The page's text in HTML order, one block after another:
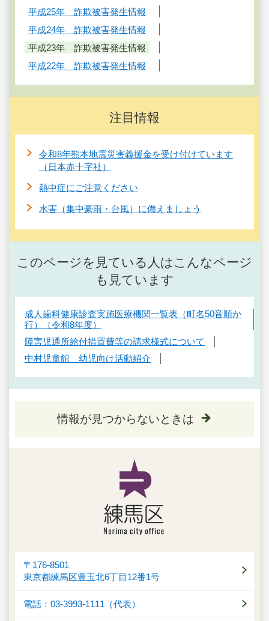
平成25年 詐欺被害発生情報
平成24年 詐欺被害発生情報
平成23年 詐欺被害発生情報
平成22年 詐欺被害発生情報
注目情報
令和8年熊本地震災害義援金を受け付けています
（日本赤十字社）
熱中症にご注意ください
水害（集中豪雨・台風）に備えましょう
このページを見ている人はこんなページ
も見ています
成人歯科健康診査実施医療機関一覧表（町名50音順か
行）（令和8年度）
障害児通所給付措置費等の請求様式について
中村児童館 幼児向け活動紹介
情報が見つからないときは
〒176-8501
東京都練馬区豊玉北6丁目12番1号
電話：03-3993-1111（代表）